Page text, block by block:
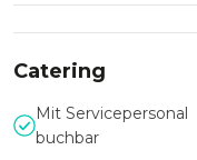
schlagen lässt.
Ob Weihnachtsfeier,
Außenbereich wird
perfekt Ihr
Catering
Mit Servicepersonal
buchbar